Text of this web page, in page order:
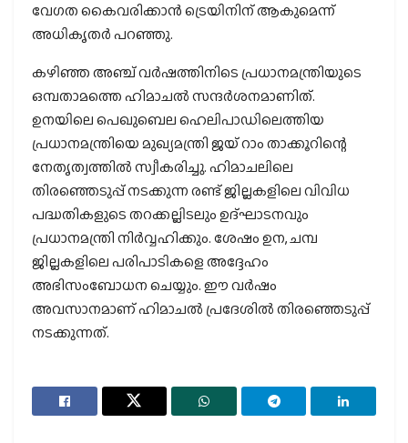
വേഗത കൈവരിക്കാൻ ട്രെയിനിന് ആകുമെന്ന്
അധികൃതർ പറഞ്ഞു.
കഴിഞ്ഞ അഞ്ച് വർഷത്തിനിടെ പ്രധാനമന്ത്രിയുടെ
ഒമ്പതാമത്തെ ഹിമാചൽ സന്ദർശനമാണിത്.
ഉനയിലെ പെഖുബെല ഹെലിപാഡിലെത്തിയ
പ്രധാനമന്ത്രിയെ മുഖ്യമന്ത്രി ജയ് റാം താക്കൂറിന്റെ
നേതൃത്വത്തിൽ സ്വീകരിച്ചു. ഹിമാചലിലെ
തിരഞ്ഞെടുപ്പ് നടക്കുന്ന രണ്ട് ജില്ലകളിലെ വിവിധ
പദ്ധതികളുടെ തറക്കല്ലിടലും ഉദ്ഘാടനവും
പ്രധാനമന്ത്രി നിർവ്വഹിക്കും. ശേഷം ഉന, ചമ്പ
ജില്ലകളിലെ പരിപാടികളെ അദ്ദേഹം
അഭിസംബോധന ചെയ്യും. ഈ വർഷം
അവസാനമാണ് ഹിമാചൽ പ്രദേശിൽ തിരഞ്ഞെടുപ്പ്
നടക്കുന്നത്.